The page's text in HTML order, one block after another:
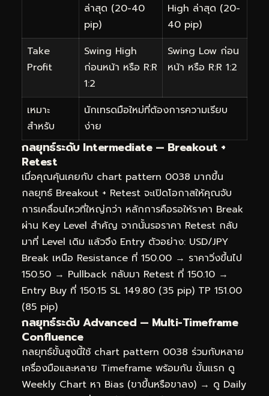
ล่าสุด (20-40
pip)
High ล่าสุด (20-
40 pip)
Take
Profit
Swing High
ก่อนหน้า หรือ R:R
1:2
Swing Low ก่อน
หน้า หรือ R:R 1:2
เหมาะ
สำหรับ
นักเทรดมือใหม่ที่ต้องการความเรียบ
ง่าย
กลยุทธ์ระดับ Intermediate — Breakout +
Retest
เมื่อคุณคุ้นเคยกับ chart pattern 0038 มากขึ้น
กลยุทธ์ Breakout + Retest จะเปิดโอกาสให้คุณจับ
การเคลื่อนไหวที่ใหญ่กว่า หลักการคือรอให้ราคา Break
ผ่าน Key Level สำคัญ จากนั้นรอราคา Retest กลับ
มาที่ Level เดิม แล้วจึง Entry ตัวอย่าง: USD/JPY
Break เหนือ Resistance ที่ 150.00 → ราคาวิ่งขึ้นไป
150.50 → Pullback กลับมา Retest ที่ 150.10 →
Entry Buy ที่ 150.15 SL 149.80 (35 pip) TP 151.00
(85 pip)
กลยุทธ์ระดับ Advanced — Multi-Timeframe
Confluence
กลยุทธ์ขั้นสูงนี้ใช้ chart pattern 0038 ร่วมกับหลาย
เครื่องมือและหลาย Timeframe พร้อมกัน ขั้นแรก ดู
Weekly Chart หา Bias (ขาขึ้นหรือขาลง) → ดู Daily